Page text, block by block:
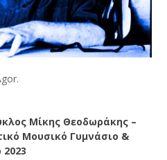
Μίκης Θεοδωράκης –
Μουσικό Γυμνάσιο &